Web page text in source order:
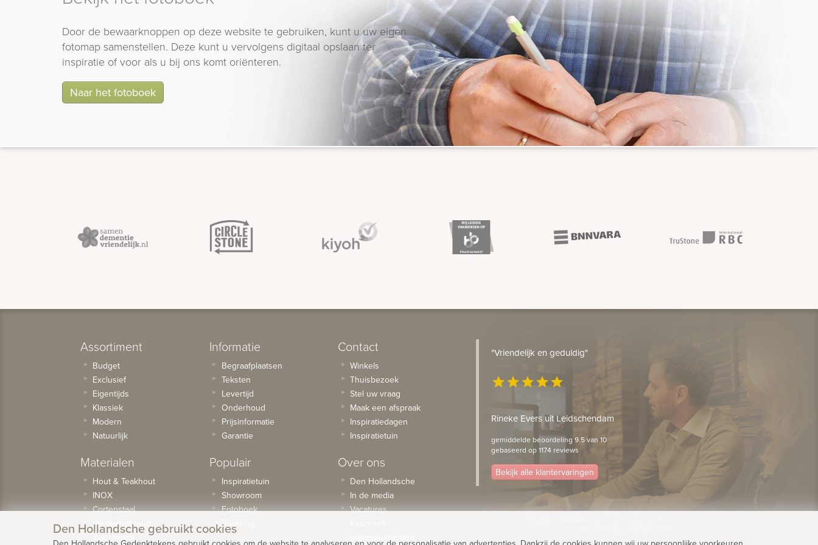
Door de bewaarknoppen op deze website te gebruiken, kunt u uw eigen
fotomap samenstellen. Deze kunt u vervolgens digitaal opslaan ter
inspiratie of voor als u bij ons komt oriënteren.
Naar het fotoboek
Assortiment
Budget
Exclusief
Eigentijds
Klassiek
Modern
Natuurlijk
Materialen
Hout & Teakhout
INOX
Cortenstaal
Versteend hout
Zwerfkeien
Informatie
Begraafplaatsen
Teksten
Levertijd
Onderhoud
Prijsinformatie
Garantie
Populair
Inspiratietuin
Showroom
Fotoboek
Plaatsing
Contact
Winkels
Thuisbezoek
Stel uw vraag
Maak een afspraak
Inspiratiedagen
Inspiratietuin
Over ons
Den Hollandsche
In de media
Vacatures
"Vriendelijk en geduldig"
starstarstarstarstar
Rineke Evers uit Leidschendam
gemiddelde beoordeling 9.5 van 10
gebaseerd op 1174 reviews
Bekijk alle klantervaringen
Den Hollandsche gebruikt cookies